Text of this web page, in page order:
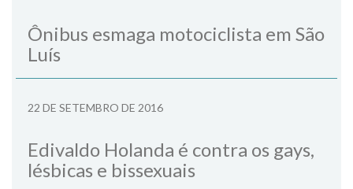
Ônibus esmaga motociclista em São
Luís
22 DE SETEMBRO DE 2016
Edivaldo Holanda é contra os gays,
lésbicas e bissexuais